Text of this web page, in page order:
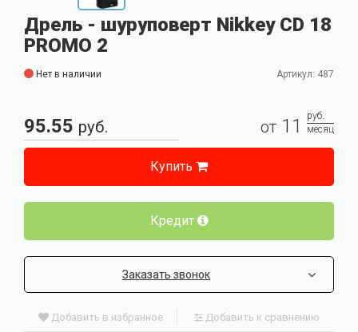
Дрель - шуруповерт Nikkey CD 18
PROMO 2
Нет в наличии Артикул: 487
95.55 руб. от 11
руб.
месяц
Купить
Кредит
Заказать звонок
Добавить в избранное Добавить к сравнению